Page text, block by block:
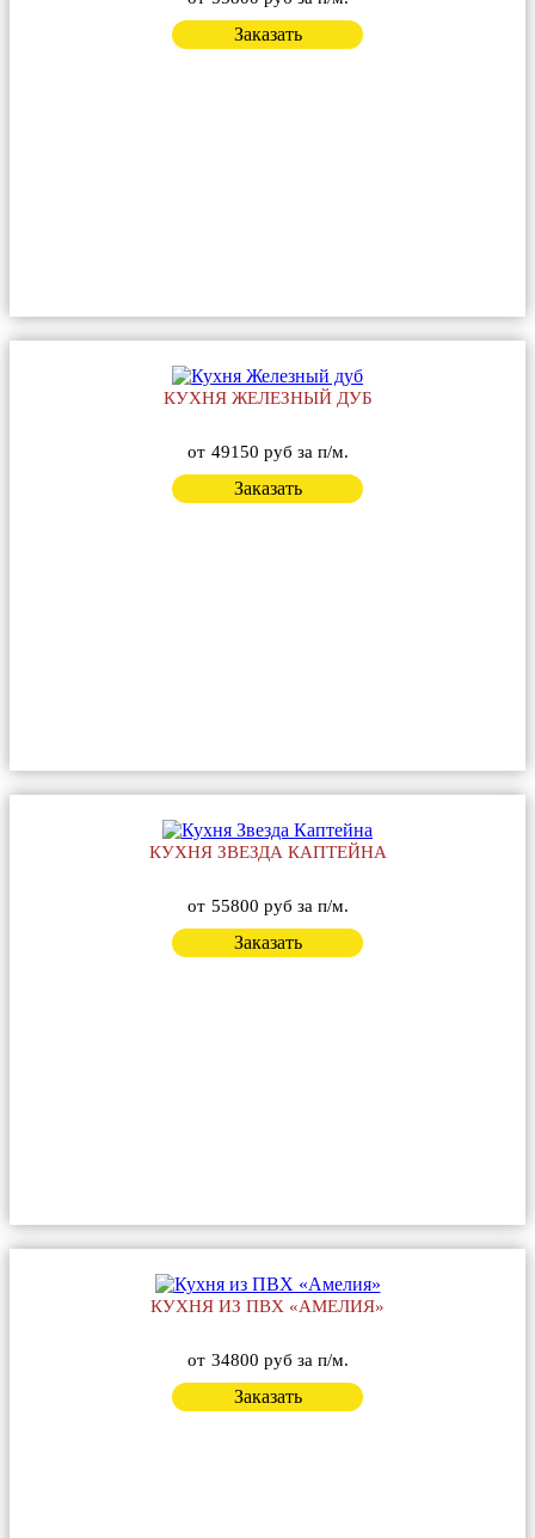
Заказать
КУХНЯ ЖЕЛЕЗНЫЙ ДУБ
от 49150 руб за п/м.
Заказать
КУХНЯ ЗВЕЗДА КАПТЕЙНА
от 55800 руб за п/м.
Заказать
КУХНЯ ИЗ ПВХ «АМЕЛИЯ»
от 34800 руб за п/м.
Заказать